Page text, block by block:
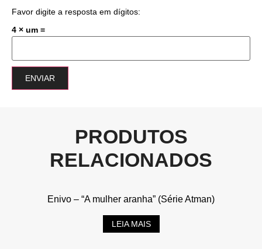
Favor digite a resposta em dígitos:
4 × um =
PRODUTOS
RELACIONADOS
Enivo – “A mulher aranha” (Série Atman)
LEIA MAIS